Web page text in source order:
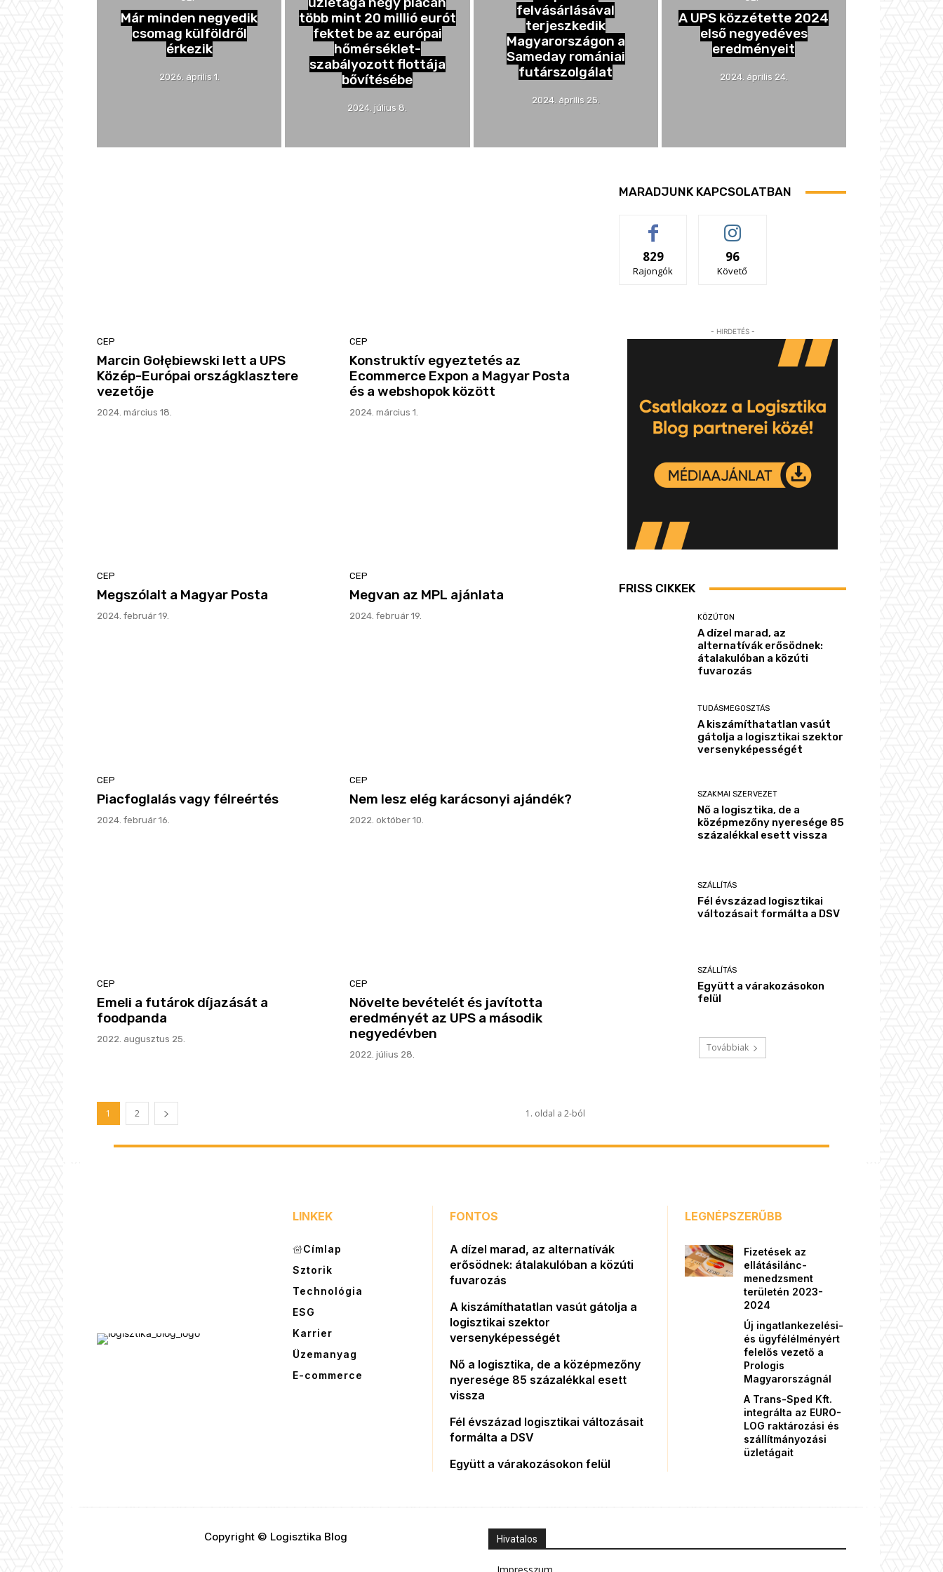
Már minden negyedik
csomag külföldről
érkezik
2026. április 1.
több mint 20 millió eurót
fektet be az európai
hőmérséklet-
szabályozott flottája
bővítésébe
2024. július 8.
felvásárlásával
terjeszkedik
Magyarországon a
Sameday romániai
futárszolgálat
2024. április 25.
A UPS közzétette 2024
első negyedéves
eredményeit
2024. április 24.
CEP
Marcin Gołębiewski lett a UPS
Közép-Európai országklasztere
vezetője
2024. március 18.
CEP
Konstruktív egyeztetés az
Ecommerce Expon a Magyar Posta
és a webshopok között
2024. március 1.
CEP
Megszólalt a Magyar Posta
2024. február 19.
CEP
Megvan az MPL ajánlata
2024. február 19.
CEP
Piacfoglalás vagy félreértés
2024. február 16.
CEP
Nem lesz elég karácsonyi ajándék?
2022. október 10.
CEP
Emeli a futárok díjazását a
foodpanda
2022. augusztus 25.
CEP
Növelte bevételét és javította
eredményét az UPS a második
negyedévben
2022. július 28.
1 2 1. oldal a 2-ból
MARADJUNK KAPCSOLATBAN
829
Rajongók
96
Követő
- HIRDETÉS -
FRISS CIKKEK
KÖZÚTON
A dízel marad, az
alternatívák erősödnek:
átalakulóban a közúti
fuvarozás
TUDÁSMEGOSZTÁS
A kiszámíthatatlan vasút
gátolja a logisztikai szektor
versenyképességét
SZAKMAI SZERVEZET
Nő a logisztika, de a
középmezőny nyeresége 85
százalékkal esett vissza
SZÁLLÍTÁS
Fél évszázad logisztikai
változásait formálta a DSV
SZÁLLÍTÁS
Együtt a várakozásokon
felül
Továbbiak
LINKEK
Címlap
Sztorik
Technológia
ESG
Karrier
Üzemanyag
E-commerce
FONTOS
A dízel marad, az alternatívák
erősödnek: átalakulóban a közúti
fuvarozás
A kiszámíthatatlan vasút gátolja a
logisztikai szektor
versenyképességét
Nő a logisztika, de a középmezőny
nyeresége 85 százalékkal esett
vissza
Fél évszázad logisztikai változásait
formálta a DSV
Együtt a várakozásokon felül
LEGNÉPSZERŰBB
Fizetések az
ellátásilánc-
menedzsment
területén 2023-
2024
Új ingatlankezelési-
és ügyfélélményért
felelős vezető a
Prologis
Magyarországnál
A Trans-Sped Kft.
integrálta az EURO-
LOG raktározási és
szállítmányozási
üzletágait
Copyright © Logisztika Blog Hivatalos